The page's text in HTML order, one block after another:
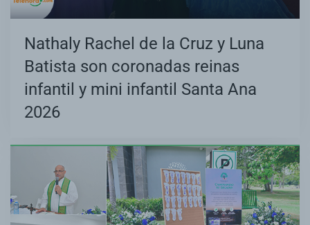
Nathaly Rachel de la Cruz y Luna
Batista son coronadas reinas
infantil y mini infantil Santa Ana
2026